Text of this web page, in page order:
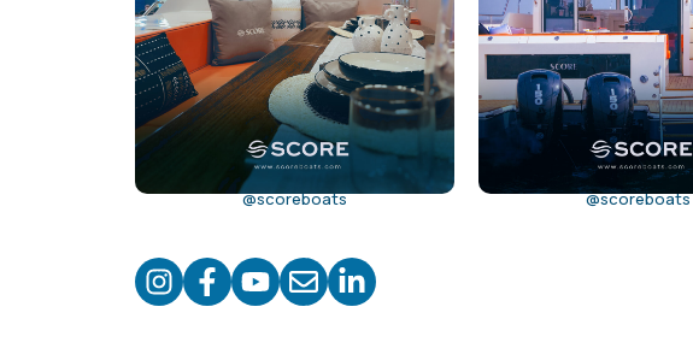
@scoreboats @scoreboats